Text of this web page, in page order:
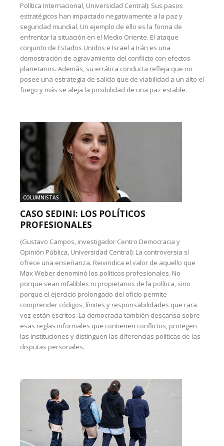
Política Internacional, Universidad Central): Sus pasos
estratégicos han impactado negativamente a la paz y
seguridad mundial. Un ejemplo de ello es la forma de
enfrentar la situación en el Medio Oriente. El ataque
conjunto de Estados Unidos e Israel a Irán es una
demostración de agravamiento del conflicto con efectos
planetarios. Además, su errática conducta refleja que no
posee una estrategia de salida que de viabilidad a un alto el
fuego y más se aleja la posibilidad de una paz estable.
COLUMNISTAS
CASO SEDINI: LOS POLÍTICOS
PROFESIONALES
(Gustavo Campos, investigador Centro Democracia y
Opinión Pública, Universidad Central): La controversia sí
ofrece una enseñanza. Reivindica el valor de aquello que
Max Weber denominó los políticos profesionales. No
porque sean infalibles ni propietarios de la política, sino
porque el ejercicio prolongado del oficio permite
comprender códigos, límites y responsabilidades que rara
vez están escritos. La democracia también descansa sobre
esas reglas informales que contienen conflictos, protegen
las instituciones y distinguen las diferencias políticas de las
disputas personales.